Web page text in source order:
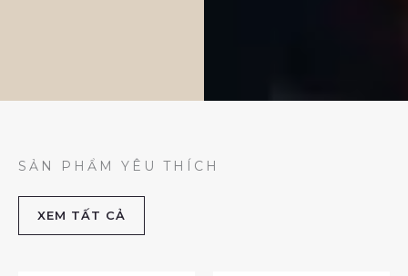
SẢN PHẨM YÊU THÍCH
XEM TẤT CẢ